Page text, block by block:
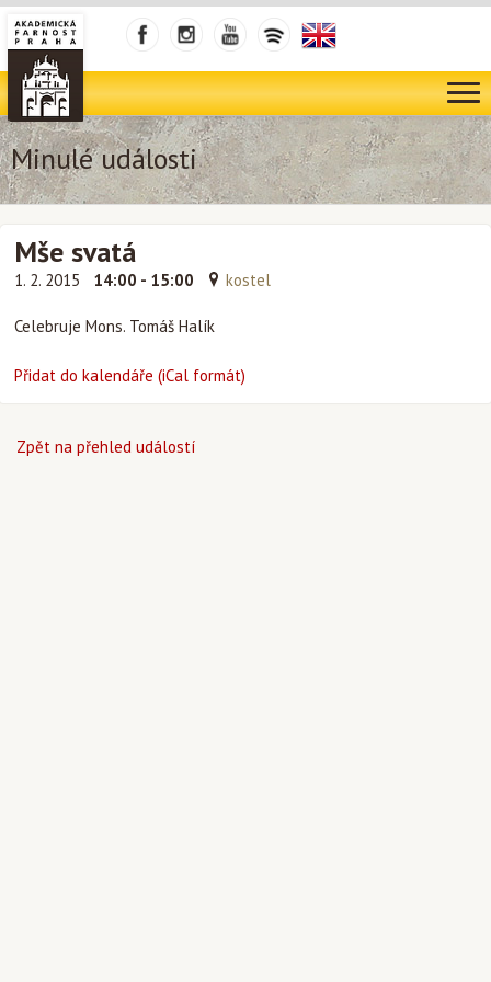
Minulé události
Mše svatá
1. 2. 2015 14:00 - 15:00 kostel
Celebruje Mons. Tomáš Halík
Přidat do kalendáře (iCal formát)
Zpět na přehled událostí